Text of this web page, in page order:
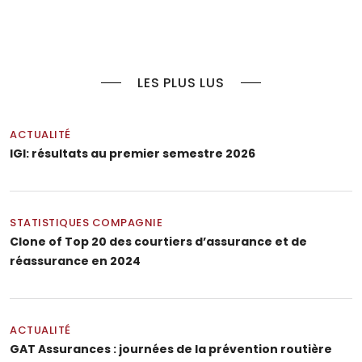
LES PLUS LUS
ACTUALITÉ
IGI: résultats au premier semestre 2026
STATISTIQUES COMPAGNIE
Clone of Top 20 des courtiers d’assurance et de
réassurance en 2024
ACTUALITÉ
GAT Assurances : journées de la prévention routière